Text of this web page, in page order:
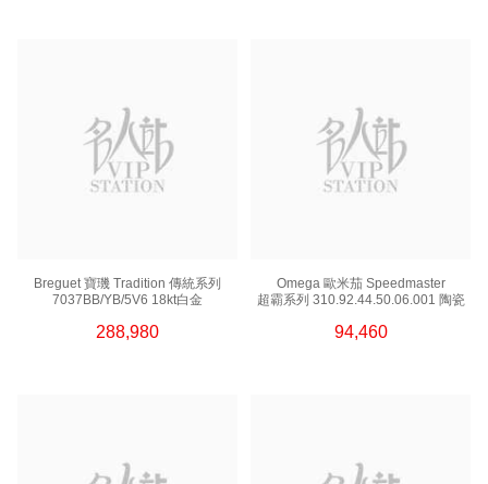
Breguet 寶璣 Tradition 傳統系列
7037BB/YB/5V6 18kt白金
288,980
Omega 歐米茄 Speedmaster
超霸系列 310.92.44.50.06.001 陶瓷
94,460